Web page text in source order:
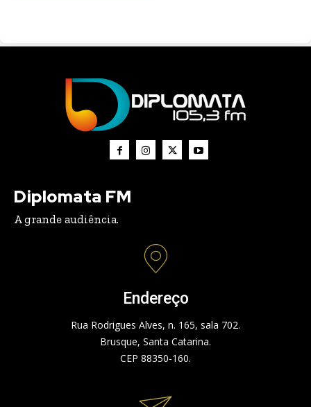
Diplomata FM
A grande audiência.
Endereço
Rua Rodrigues Alves, n. 165, sala 702.
Brusque, Santa Catarina.
CEP 88350-160.